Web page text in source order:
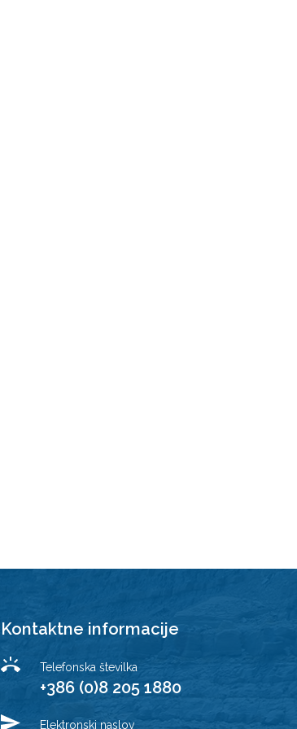
Kontaktne informacije
Telefonska številka
+386 (0)8 205 1880
Elektronski naslov